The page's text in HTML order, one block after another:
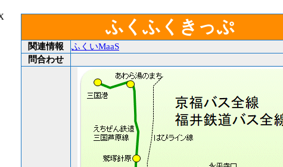
ふくふくきっぷ
関連情報
ふくいMaaS
問合わせ